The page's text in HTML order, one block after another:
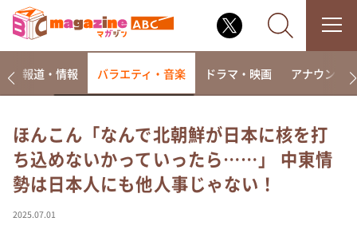
なるみ・岡村の過ぎるTV
相席食堂
これ余談なんですけど・・・
報道・情報 バラエティ・音楽 ドラマ・映画 アナウンサー
ほんこん「なんで北朝鮮が日本に核を打
ち込めないかっていったら……」 中東情
勢は日本人にも他人事じゃない！
2025.07.01